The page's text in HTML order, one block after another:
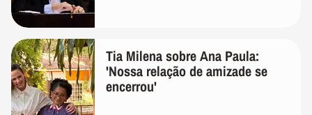
Tia Milena sobre Ana Paula:
'Nossa relação de amizade se
encerrou'